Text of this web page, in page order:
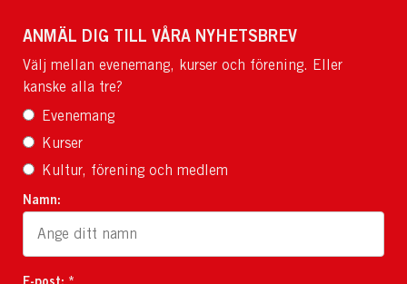
ANMÄL DIG TILL VÅRA NYHETSBREV
Välj mellan evenemang, kurser och förening. Eller
kanske alla tre?
Evenemang
Kurser
Kultur, förening och medlem
Namn:
E-post: *